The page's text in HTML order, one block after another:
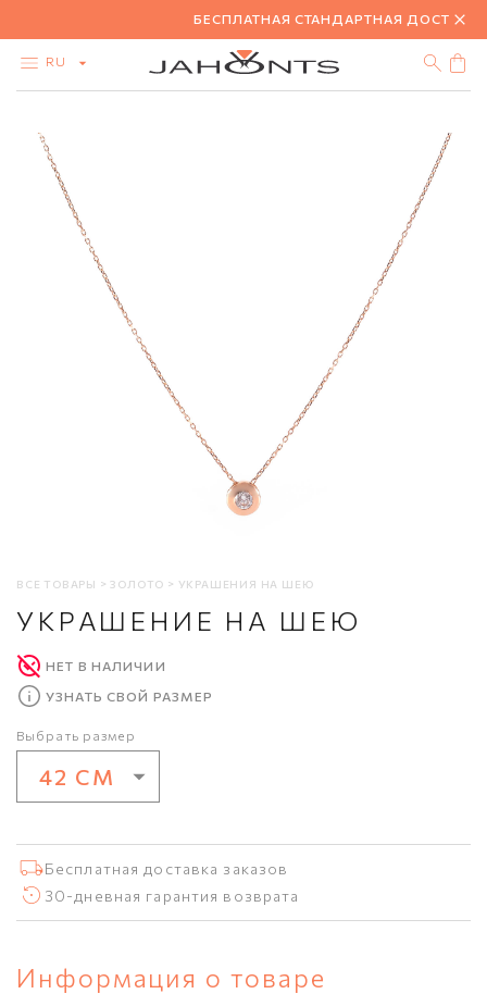
БЕСПЛАТНАЯ СТАНДАРТНАЯ
RU
КАТАЛОГ
АКЦИЯ
БРИЛЛИАНТЫ
ЗОЛОТО
СЕРЕБРО
БИЖУТЕРИЯ
ВСЕ ТОВАРЫ ЗОЛОТО УКРАШЕНИЯ НА ШЕЮ
УКРАШЕНИЕ НА ШЕЮ
НЕТ В НАЛИЧИИ
УЗНАТЬ СВОЙ РАЗМЕР
Выбрать размер
42 СМ
Бесплатная доставка заказов
30-дневная гарантия возврата
Информация о товаре